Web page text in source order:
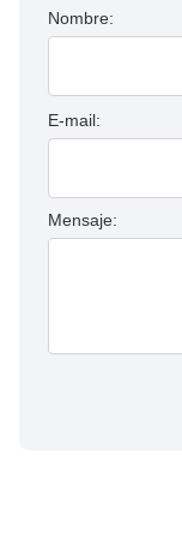
Nombre:
E-mail:
Mensaje: